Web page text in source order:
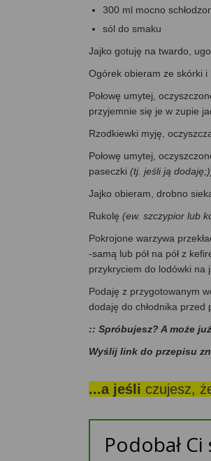
300 ml mocno
sól do smaku
Jajko gotuję na twardo,
Ogórek obieram ze skórki i
Połowę umytej,
przyjemnie się je w zupie
Rzodkiewki myję,
Połowę umytej,
paseczki (tj. jeśli ją
Jajko obieram, drobno
Rukolę (ew. szczypior lub
Pokrojone warzywa
-samą lub pół na pół z
przykryciem do lodówki na
Podaję z przygotowanym
dodaję do chłodnika przed
:: Spróbujesz? A może
Wyślij link do przepisu
...a jeśli czujesz,
Podobał